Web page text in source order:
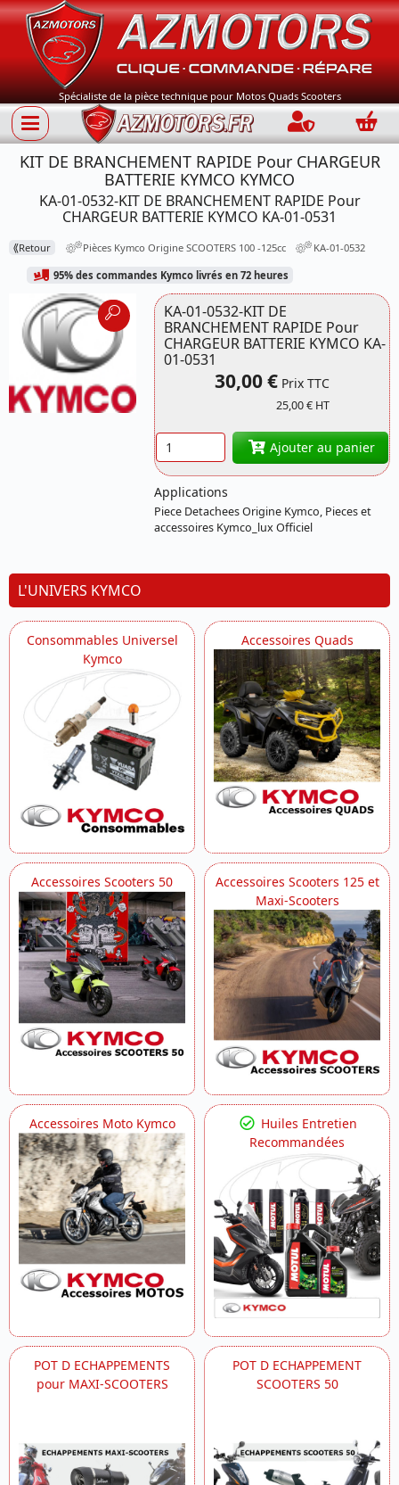
Spécialiste de la pièce technique pour Motos Quads Scooters
Connection
KIT DE BRANCHEMENT RAPIDE Pour CHARGEUR
BATTERIE KYMCO KYMCO
KA-01-0532-KIT DE BRANCHEMENT RAPIDE Pour
CHARGEUR BATTERIE KYMCO KA-01-0531
⟪Retour Pièces Kymco Origine SCOOTERS 100 -125cc KA-01-0532
95% des commandes Kymco livrés en 72 heures
Référence
00999001 KYMCO
KA-01-0532-KIT DE
BRANCHEMENT RAPIDE Pour
CHARGEUR BATTERIE KYMCO KA-
01-0531
30,00 €Prix TTC
25,00 € HT
Quantité Ajouter au panier
Applications
Piece Detachees Origine Kymco, Pieces et
accessoires Kymco_lux Officiel
L'UNIVERS KYMCO
Consommables Universel
Kymco
Accessoires Quads
Accessoires Scooters 50
Accessoires Scooters 125 et
Maxi-Scooters
Accessoires Moto Kymco
Huiles Entretien
Recommandées
POT D ECHAPPEMENTS
pour MAXI-SCOOTERS
POT D ECHAPPEMENT
SCOOTERS 50